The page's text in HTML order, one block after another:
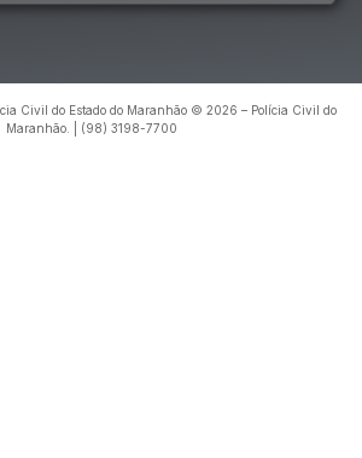
Civil do Estado do Maranhão © 2026 – Polícia Civil do
Maranhão. | (98) 3198-7700